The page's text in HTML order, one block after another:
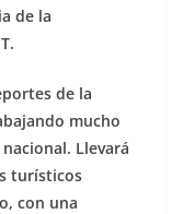
de la
de la
mucho
Llevará
turísticos
con una